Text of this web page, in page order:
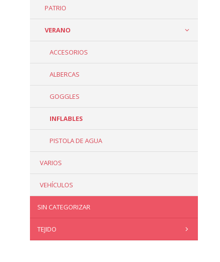
PATRIO
VERANO
ACCESORIOS
ALBERCAS
GOGGLES
INFLABLES
PISTOLA DE AGUA
VARIOS
VEHÍCULOS
SIN CATEGORIZAR
TEJIDO